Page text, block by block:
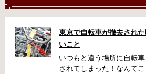
東京で自転車が撤去され
いこと
いつもと違う場所に自転
されてしまった！なんて